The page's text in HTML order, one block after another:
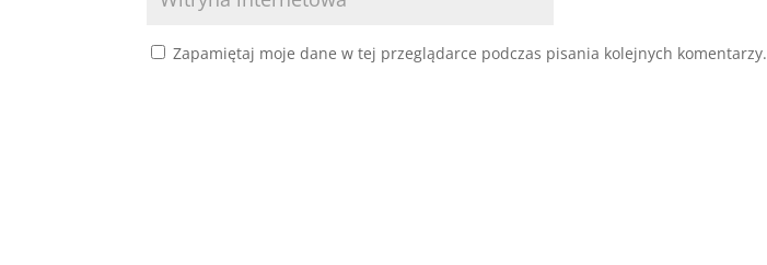
Zapamiętaj moje dane w tej przeglądarce podczas pisania kolejnych komentarzy.